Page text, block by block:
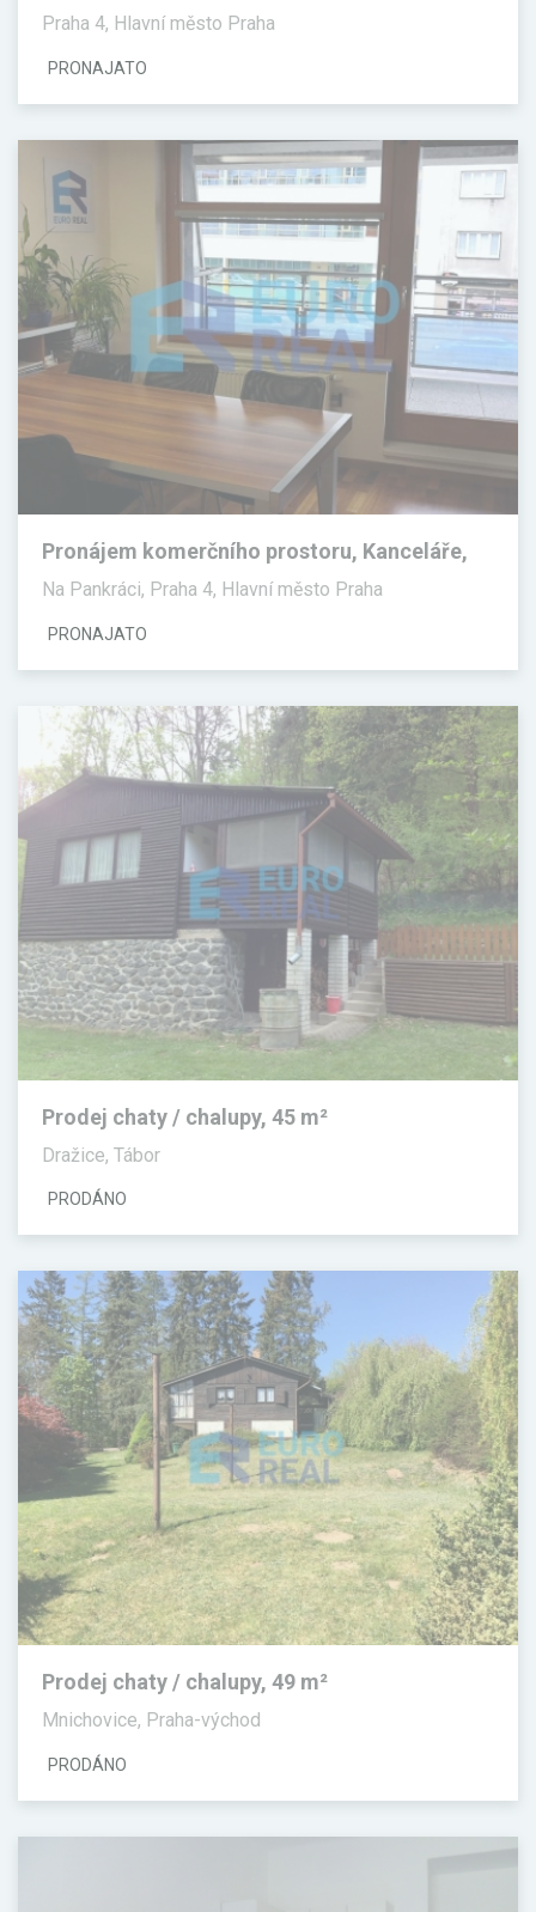
Praha 4, Hlavní město Praha
PRONAJATO
Pronájem komerčního prostoru, Kanceláře,
100 m²
Na Pankráci, Praha 4, Hlavní město Praha
PRONAJATO
Prodej chaty / chalupy, 45 m²
Dražice, Tábor
PRODÁNO
Prodej chaty / chalupy, 49 m²
Mnichovice, Praha-východ
PRODÁNO